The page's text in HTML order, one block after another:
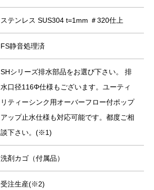
ステンレス SUS304 t=1mm ＃320仕上
FS静音処理済
SHシリーズ排水部品をお選び下さい。 排
水口径116Φ仕様もございます。ユーティ
リティーシンク用オーバーフロー付ポップ
アップ止水仕様も対応可能です。都度ご相
談下さい。(※1)
洗剤カゴ（付属品）
受注生産(※2)